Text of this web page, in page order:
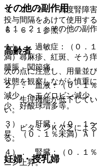
９．２．１． 高度腎障害
投与間隔をあけて使用す
６．６．１参照〕。
高齢者
次の点に注意し、用量並
状態を観察しながら慎重
・ 生理機能が低下して
い。
・ ビタミンＫ欠乏によ
る。
妊婦・授乳婦
その他の副作用
１１．２． その他の副
１）． 過敏症：（０．
満）蕁麻疹、紅斑、そう
腫脹、関節痛。
２）． 血液：（０．１
減少、ヘモグロビン減少
少、好酸球増多等。
３）． 肝臓：（０．１
昇、（０．１％未満）Ａ
４）． 腎臓：（０．１
ニン上昇。